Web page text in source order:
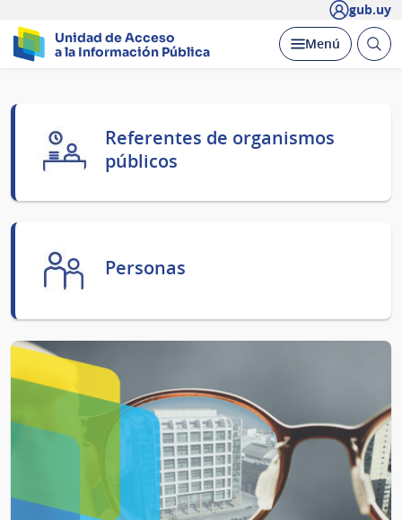
gub.uy
Unidad de Acceso
a la Información Pública
Desplegar
Menú Abrir
Página
principalReferentes de organismos
públicos
Personas